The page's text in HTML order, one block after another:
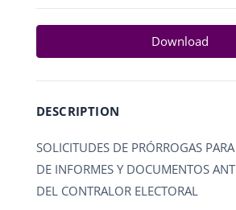
Download
DESCRIPTION
SOLICITUDES DE PRÓRROGAS
DE INFORMES Y DOCUMENTOS
DEL CONTRALOR ELECTORAL